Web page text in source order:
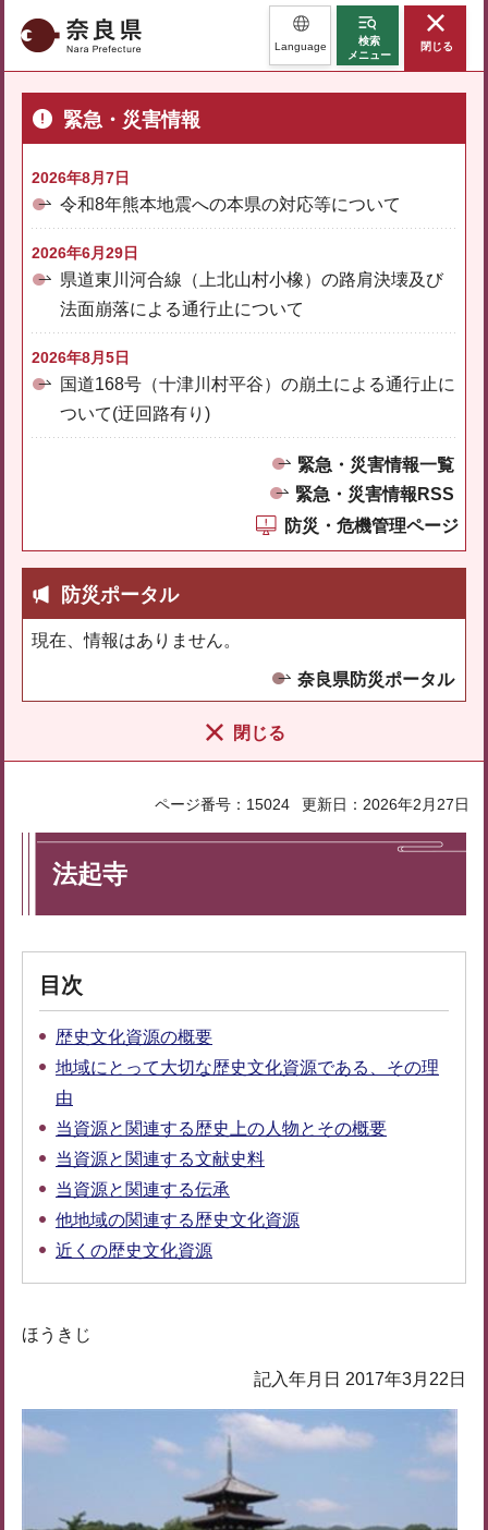
奈良県 Language
検索
メニュー
閉じる
緊急・災害情報
2026年8月7日
令和8年熊本地震への本県の対応等について
2026年6月29日
県道東川河合線（上北山村小橡）の路肩決壊及び
法面崩落による通行止について
2026年8月5日
国道168号（十津川村平谷）の崩土による通行止に
ついて(迂回路有り)
緊急・災害情報一覧
緊急・災害情報RSS
防災・危機管理ページ
防災ポータル
現在、情報はありません。
奈良県防災ポータル
閉じる
ページ番号：15024 更新日：2026年2月27日
法起寺
目次
歴史文化資源の概要
地域にとって大切な歴史文化資源である、その理
由
当資源と関連する歴史上の人物とその概要
当資源と関連する文献史料
当資源と関連する伝承
他地域の関連する歴史文化資源
近くの歴史文化資源
ほうきじ
記入年月日 2017年3月22日